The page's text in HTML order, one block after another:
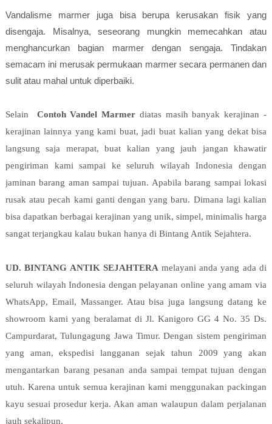
Vandalisme marmer juga bisa berupa kerusakan fisik yang
disengaja. Misalnya, seseorang mungkin memecahkan atau
menghancurkan bagian marmer dengan sengaja. Tindakan
semacam ini merusak permukaan marmer secara permanen dan
sulit atau mahal untuk diperbaiki.
Selain Contoh Vandel Marmer diatas masih banyak kerajinan -
kerajinan lainnya yang kami buat, jadi buat kalian yang dekat bisa
langsung saja merapat, buat kalian yang jauh jangan khawatir
pengiriman kami sampai ke seluruh wilayah Indonesia dengan
jaminan barang aman sampai tujuan. Apabila barang sampai lokasi
rusak atau pecah kami ganti dengan yang baru. Dimana lagi kalian
bisa dapatkan berbagai kerajinan yang unik, simpel, minimalis harga
sangat terjangkau kalau bukan hanya di Bintang Antik Sejahtera.
UD. BINTANG ANTIK SEJAHTERA melayani anda yang ada di
seluruh wilayah Indonesia dengan pelayanan online yang amam via
WhatsApp, Email, Massanger. Atau bisa juga langsung datang ke
showroom kami yang beralamat di Jl. Kanigoro GG 4 No. 35 Ds.
Campurdarat, Tulungagung Jawa Timur. Dengan sistem pengiriman
yang aman, ekspedisi langganan sejak tahun 2009 yang akan
mengantarkan barang pesanan anda sampai tempat tujuan dengan
utuh. Karena untuk semua kerajinan kami menggunakan packingan
kayu sesuai prosedur kerja. Akan aman walaupun dalam perjalanan
jauh sekalipun.